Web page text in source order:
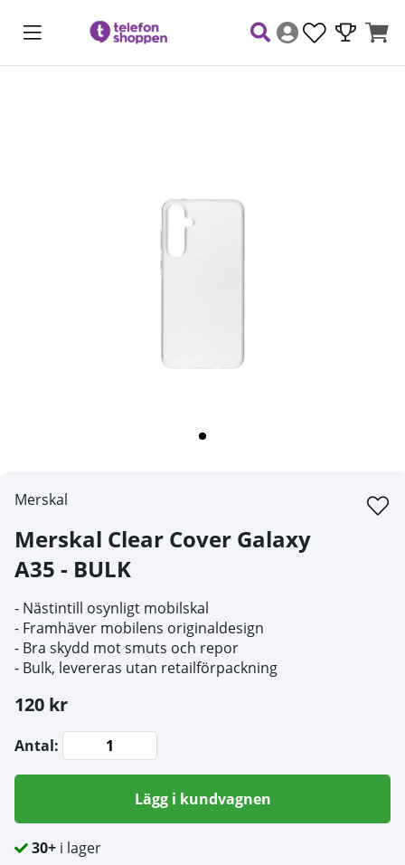
Merskal
Merskal Clear Cover Galaxy
A35 - BULK
- Nästintill osynligt mobilskal
- Framhäver mobilens originaldesign
- Bra skydd mot smuts och repor
- Bulk, levereras utan retailförpackning
120 kr
Antal:
Lägg i kundvagnen
30+ i lager